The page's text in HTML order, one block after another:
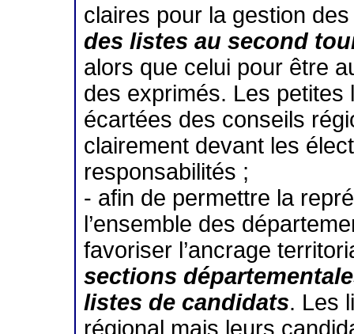
claires pour la gestion
des listes au second
alors que celui pour être
des exprimés. Les
écartées des conseils
clairement devant les
responsabilités ;
- afin de permettre la
l’ensemble des
favoriser l’ancrage
sections
listes de candidats. Les
régional mais leurs